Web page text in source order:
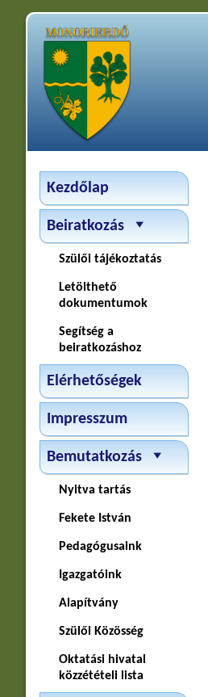
Kezdőlap
Beiratkozás
Szülői tájékoztatás
Letölthető
dokumentumok
Segítség a
beiratkozáshoz
Elérhetőségek
Impresszum
Bemutatkozás
Nyitva tartás
Fekete István
Pedagógusaink
Igazgatóink
Alapítvány
Szülői Közösség
Oktatási hivatal
közzétételi lista